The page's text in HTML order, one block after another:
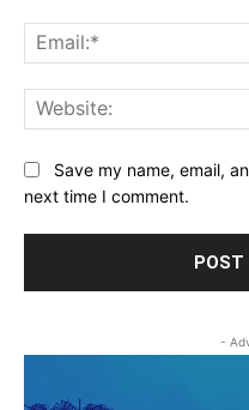
Save my name, email,
next time I comment.
-